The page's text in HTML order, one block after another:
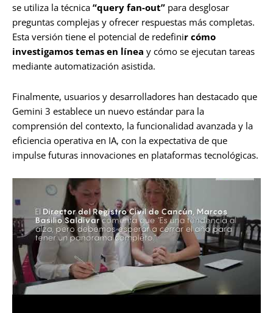
se utiliza la técnica “query fan-out” para desglosar
preguntas complejas y ofrecer respuestas más completas.
Esta versión tiene el potencial de redefinir cómo
investigamos temas en línea y cómo se ejecutan tareas
mediante automatización asistida.
Finalmente, usuarios y desarrolladores han destacado que
Gemini 3 establece un nuevo estándar para la
comprensión del contexto, la funcionalidad avanzada y la
eficiencia operativa en IA, con la expectativa de que
impulse futuras innovaciones en plataformas tecnológicas.